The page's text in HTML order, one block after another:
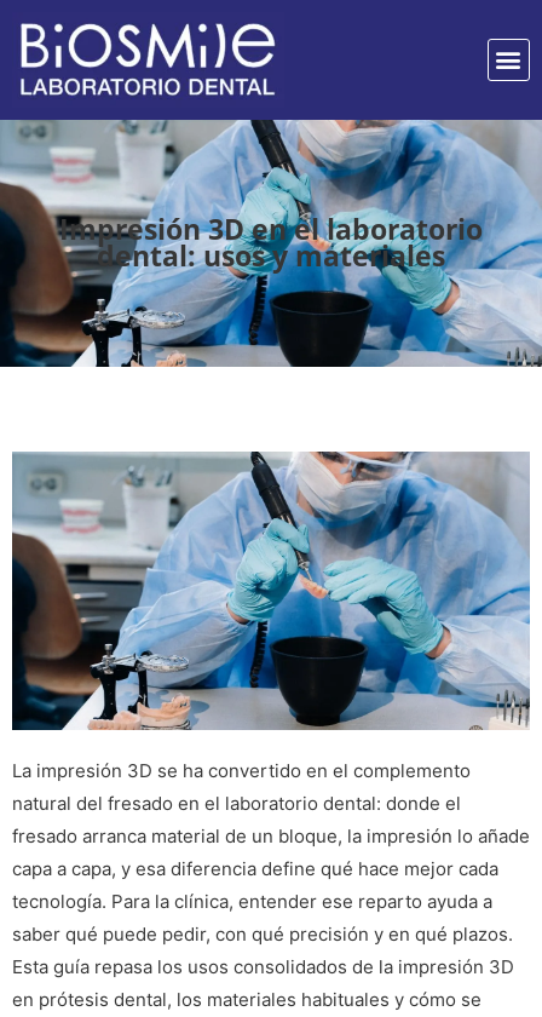
Impresión 3D en el laboratorio
dental: usos y materiales
La impresión 3D se ha convertido en el complemento
natural del fresado en el laboratorio dental: donde el
fresado arranca material de un bloque, la impresión lo añade
capa a capa, y esa diferencia define qué hace mejor cada
tecnología. Para la clínica, entender ese reparto ayuda a
saber qué puede pedir, con qué precisión y en qué plazos.
Esta guía repasa los usos consolidados de la impresión 3D
en prótesis dental, los materiales habituales y cómo se